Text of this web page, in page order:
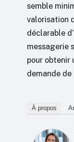
semble
valorisation
déclarable
messagerie
pour obtenir
demande de
À propos